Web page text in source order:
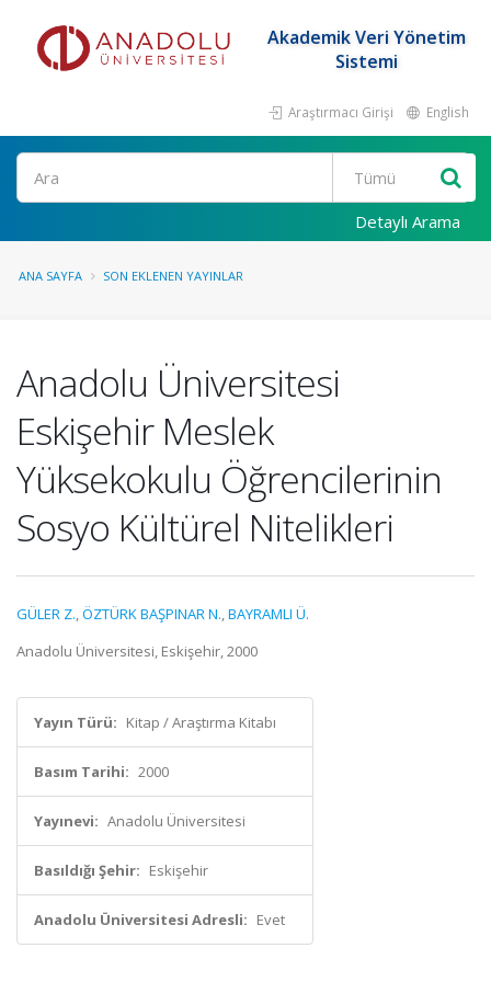
Akademik Veri Yönetim
Sistemi
Araştırmacı Girişi English
Ara
Detaylı Arama
ANA SAYFA SON EKLENEN YAYINLAR
Anadolu Üniversitesi
Eskişehir Meslek
Yüksekokulu Öğrencilerinin
Sosyo Kültürel Nitelikleri
GÜLER Z.,ÖZTÜRK BAŞPINAR N.,BAYRAMLI Ü.
Anadolu Üniversitesi, Eskişehir, 2000
Yayın Türü: Kitap / Araştırma Kitabı
Basım Tarihi: 2000
Yayınevi: Anadolu Üniversitesi
Basıldığı Şehir: Eskişehir
Anadolu Üniversitesi Adresli: Evet